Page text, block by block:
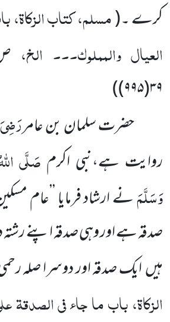
کرے ۔(مسلم، کتاب الزکاۃ،
العیال والمملوک۔۔۔ الخ،
۳۹(۹۹۵)
)
حضرت سلمان بن عامررَضِیَ
روایت ہے،نبی اکرم صَلَّی
وَسَلَّمَنے ارشاد فرمایا ’’عام
صدقہ ہے اور وہی صدقہ اپنے رشتہ
ہیں ایک صدقہ اور دوسرا صلہ
الزکاۃ، باب ما جاء فی الصدقۃ